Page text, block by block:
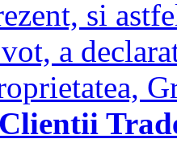
si
a
Clientii